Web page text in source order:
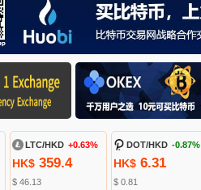
LTC/HKD +0.63%
HK$359.4
$ 46.13
DOT/HKD -0.87%
HK$6.31
$ 0.81